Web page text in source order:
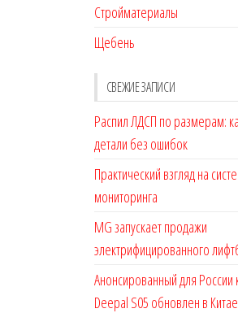
Стройматериалы
Щебень
СВЕЖИЕ ЗАПИСИ
Распил ЛДСП по размерам:
детали без ошибок
Практический взгляд на
мониторинга
MG запускает продажи
электрифицированного
Анонсированный для России
Deepal S05 обновлен в Китае